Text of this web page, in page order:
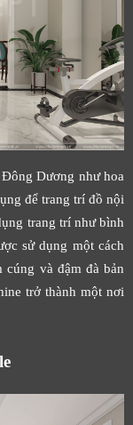
Dương như hoa
để trang trí đồ nội
trang trí như bình
sử dụng một cách
cúng và đậm đà bản
trở thành một nơi